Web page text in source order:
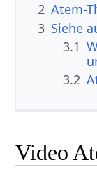
2 Atem-
3 Siehe
3.1
3.2
Video